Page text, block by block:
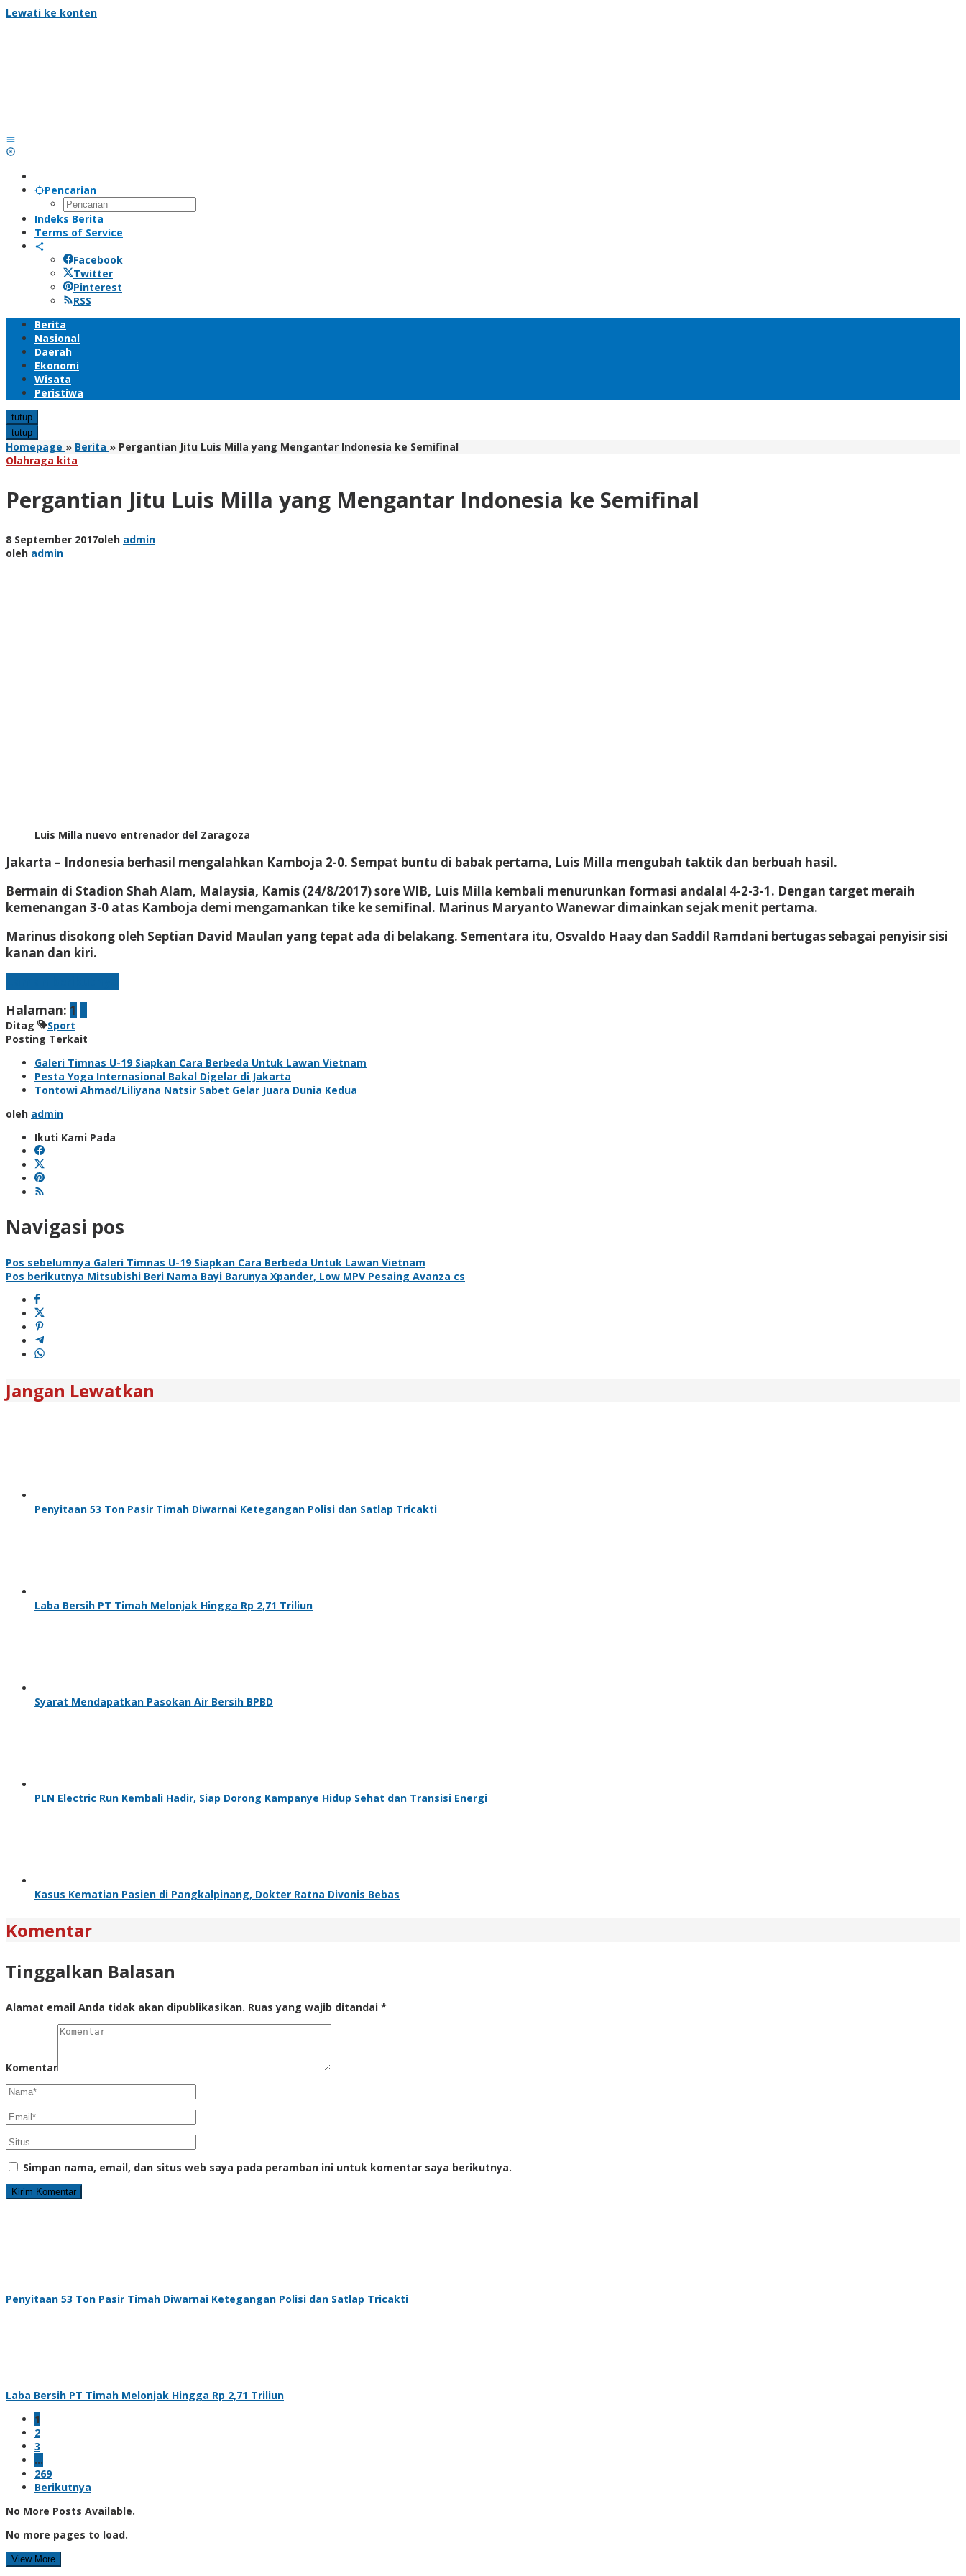
Lewati ke konten
Pencarian
Indeks Berita
Terms of Service
Facebook
Twitter
Pinterest
RSS
Berita
Nasional
Daerah
Ekonomi
Wisata
Peristiwa
tutup
tutup
Homepage » Berita » Pergantian Jitu Luis Milla yang Mengantar Indonesia ke Semifinal
Olahraga kita
Pergantian Jitu Luis Milla yang Mengantar Indonesia ke Semifinal
8 September 2017oleh admin
oleh admin
Luis Milla nuevo entrenador del Zaragoza
Jakarta – Indonesia berhasil mengalahkan Kamboja 2-0. Sempat buntu di babak pertama, Luis Milla mengubah taktik dan berbuah hasil.
Bermain di Stadion Shah Alam, Malaysia, Kamis (24/8/2017) sore WIB, Luis Milla kembali menurunkan formasi andalal 4-2-3-1. Dengan target meraih
kemenangan 3-0 atas Kamboja demi mengamankan tike ke semifinal. Marinus Maryanto Wanewar dimainkan sejak menit pertama.
Marinus disokong oleh Septian David Maulan yang tepat ada di belakang. Sementara itu, Osvaldo Haay dan Saddil Ramdani bertugas sebagai penyisir sisi
kanan dan kiri.
Halaman: 1
Ditag
Sport
Posting Terkait
Galeri Timnas U-19 Siapkan Cara Berbeda Untuk Lawan Vietnam
Pesta Yoga Internasional Bakal Digelar di Jakarta
Tontowi Ahmad/Liliyana Natsir Sabet Gelar Juara Dunia Kedua
oleh admin
Ikuti Kami Pada
Navigasi pos
Pos sebelumnya Galeri Timnas U-19 Siapkan Cara Berbeda Untuk Lawan Vietnam
Pos berikutnya Mitsubishi Beri Nama Bayi Barunya Xpander, Low MPV Pesaing Avanza cs
Jangan Lewatkan
Penyitaan 53 Ton Pasir Timah Diwarnai Ketegangan Polisi dan Satlap Tricakti
Laba Bersih PT Timah Melonjak Hingga Rp 2,71 Triliun
Syarat Mendapatkan Pasokan Air Bersih BPBD
PLN Electric Run Kembali Hadir, Siap Dorong Kampanye Hidup Sehat dan Transisi Energi
Kasus Kematian Pasien di Pangkalpinang, Dokter Ratna Divonis Bebas
Komentar
Tinggalkan Balasan
Alamat email Anda tidak akan dipublikasikan. Ruas yang wajib ditandai *
Komentar
Simpan nama, email, dan situs web saya pada peramban ini untuk komentar saya berikutnya.
Penyitaan 53 Ton Pasir Timah Diwarnai Ketegangan Polisi dan Satlap Tricakti
Laba Bersih PT Timah Melonjak Hingga Rp 2,71 Triliun
1
2
3
…
269
Berikutnya
No More Posts Available.
No more pages to load.
View More